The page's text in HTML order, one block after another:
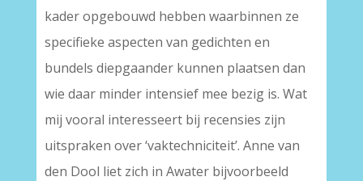
kader opgebouwd hebben waarbinnen ze
specifieke aspecten van gedichten en
bundels diepgaander kunnen plaatsen dan
wie daar minder intensief mee bezig is. Wat
mij vooral interesseert bij recensies zijn
uitspraken over ‘vaktechniciteit’. Anne van
den Dool liet zich in Awater bijvoorbeeld